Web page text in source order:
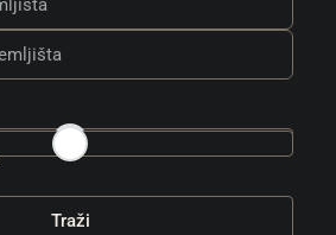
Traži